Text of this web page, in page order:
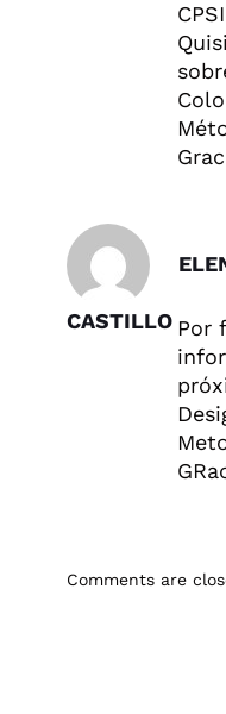
CASTILLO Por
Comments are